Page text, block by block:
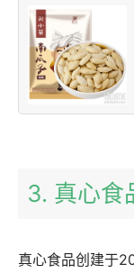
3. 真心食
真心食品创建于